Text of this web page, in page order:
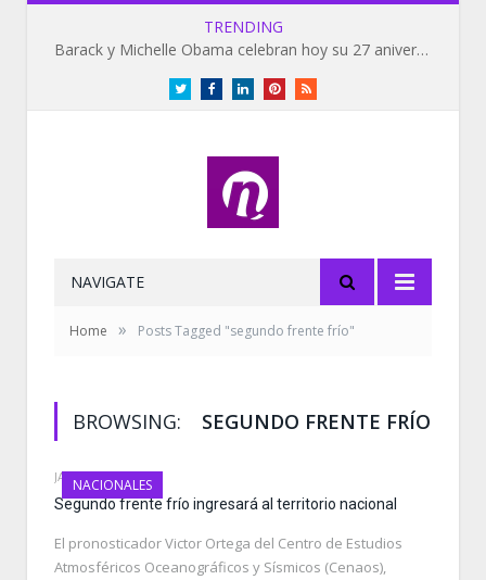
TRENDING
Barack y Michelle Obama celebran hoy su 27 aniversario de bodas
TwitterFacebookLinkedInPinterestRSS
NAVIGATE
Home » Posts Tagged "segundo frente frío"
BROWSING: SEGUNDO FRENTE FRÍO
NACIONALES
JANUARY 7, 2020
Segundo frente frío ingresará al territorio nacional
El pronosticador Victor Ortega del Centro de Estudios
Atmosféricos Oceanográficos y Sísmicos (Cenaos),